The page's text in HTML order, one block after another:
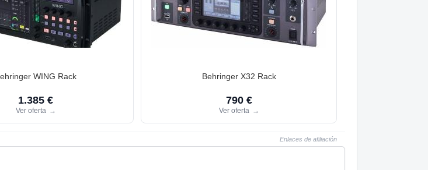
WING Rack
1.385 €
Ver oferta →
Behringer X32 Rack
790 €
Ver oferta →
Enlaces de afiliación